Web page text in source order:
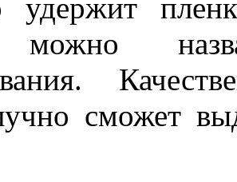
удержит
можно
сможет